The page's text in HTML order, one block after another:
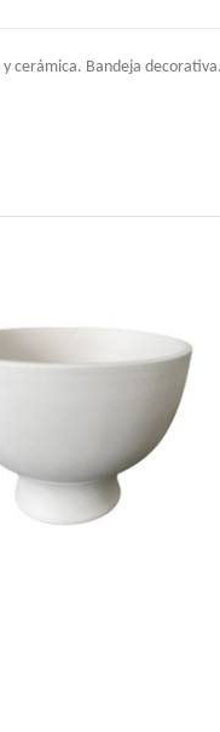
Bandeja